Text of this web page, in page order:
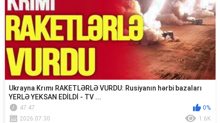
Ukrayna Krımı RAKETLƏRLƏ VURDU: Rusiyanın hərbi bazaları
YERLƏ YEKSAN EDİLDİ - TV ...
47:47
0%
2026.07.30
1.6K